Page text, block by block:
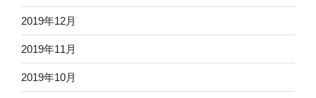
2019年12月
2019年11月
2019年10月